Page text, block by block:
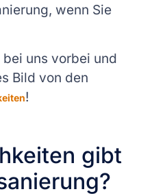
wenn Sie
uns vorbei und
Bild von den
!
gibt